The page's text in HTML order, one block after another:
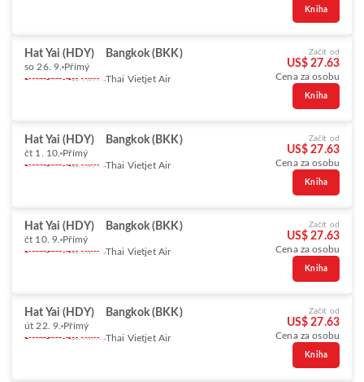
Kniha
Hat Yai (HDY) Bangkok (BKK)
so 26. 9. Přímý
Thai Vietjet Air
Začít od
US$ 27.63
Cena za osobu
Kniha
Hat Yai (HDY) Bangkok (BKK)
čt 1. 10. Přímý
Thai Vietjet Air
Začít od
US$ 27.63
Cena za osobu
Kniha
Hat Yai (HDY) Bangkok (BKK)
čt 10. 9. Přímý
Thai Vietjet Air
Začít od
US$ 27.63
Cena za osobu
Kniha
Hat Yai (HDY) Bangkok (BKK)
út 22. 9. Přímý
Thai Vietjet Air
Začít od
US$ 27.63
Cena za osobu
Kniha